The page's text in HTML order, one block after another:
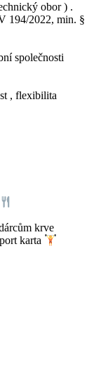
obor ) .
194/2022, min. §
společnosti
, flexibilita
krve
karta